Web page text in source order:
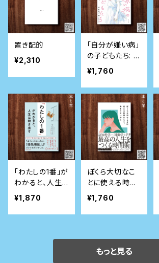
置き配的
¥2,310
「自分が嫌い病」
の子どもたち: 自
己否定のループ
から抜け出すた
めの心理的サポ
ート
¥1,760
「わたしの1番」が
わかると、人生
は動き出す
¥1,870
ぼくら大切なこ
とに使える時間
はもう、あまりな
いから
¥1,760
もっと見る